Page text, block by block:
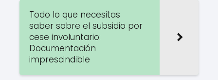
Todo lo que necesitas
saber sobre el subsidio por
cese involuntario:
Documentación
imprescindible